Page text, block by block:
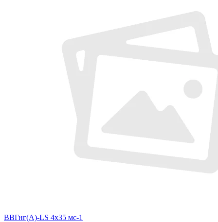
ВВГнг(А)-LS 4х35 мс-1